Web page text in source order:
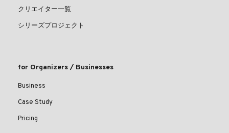
クリエイター一覧
シリーズプロジェクト
for Organizers / Businesses
Business
Case Study
Pricing